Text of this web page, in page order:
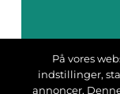
På vores
indstillinger,
annoncer.